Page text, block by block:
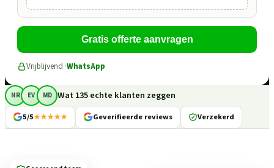
Gratis offerte aanvragen
Vrijblijvend ·WhatsApp
NR EV MD Wat 135 echte klanten zeggen
5/5★★★★★ Geverifieerde reviews Verzekerd